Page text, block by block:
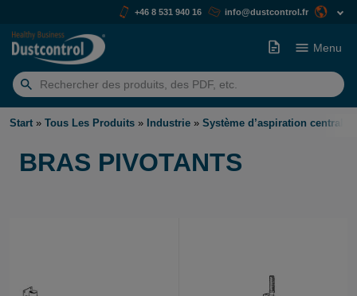
+46 8 531 940 16 info@dustcontrol.fr
Rechercher:
Menu
Start » Tous Les Produits » Industrie » Système d’aspiration centralisé
BRAS PIVOTANTS